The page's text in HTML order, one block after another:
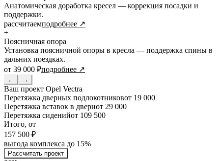
Анатомическая доработка кресел — коррекция посадки и
поддержки.
рассчитаемподробнее ↗
+
Поясничная опора
Установка поясничной опоры в кресла — поддержка спины в
дальних поездках.
от 39 000 ₽подробнее ↗
← →
Ваш проект Opel Vectra
Перетяжка дверных подлокотниковот 19 000
Перетяжка вставок в двериот 29 000
Перетяжка сиденийот 109 500
Итого, от
157 500 ₽
выгода комплекса до 15%
Рассчитать проект